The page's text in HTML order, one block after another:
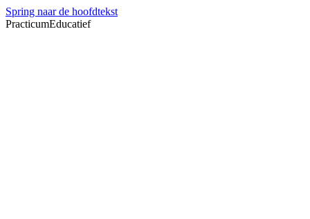
Spring naar de hoofdtekst
PracticumEducatief